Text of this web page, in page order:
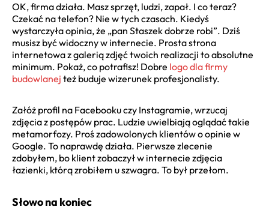
OK, firma działa. Masz sprzęt, ludzi, zapał. I co teraz?
Czekać na telefon? Nie w tych czasach. Kiedyś
wystarczyła opinia, że „pan Staszek dobrze robi”. Dziś
musisz być widoczny w internecie. Prosta strona
internetowa z galerią zdjęć twoich realizacji to absolutne
minimum. Pokaż, co potrafisz! Dobre logo dla firmy
budowlanej też buduje wizerunek profesjonalisty.
Załóż profil na Facebooku czy Instagramie, wrzucaj
zdjęcia z postępów prac. Ludzie uwielbiają oglądać takie
metamorfozy. Proś zadowolonych klientów o opinie w
Google. To naprawdę działa. Pierwsze zlecenie
zdobyłem, bo klient zobaczył w internecie zdjęcia
łazienki, którą zrobiłem u szwagra. To był przełom.
Słowo na koniec